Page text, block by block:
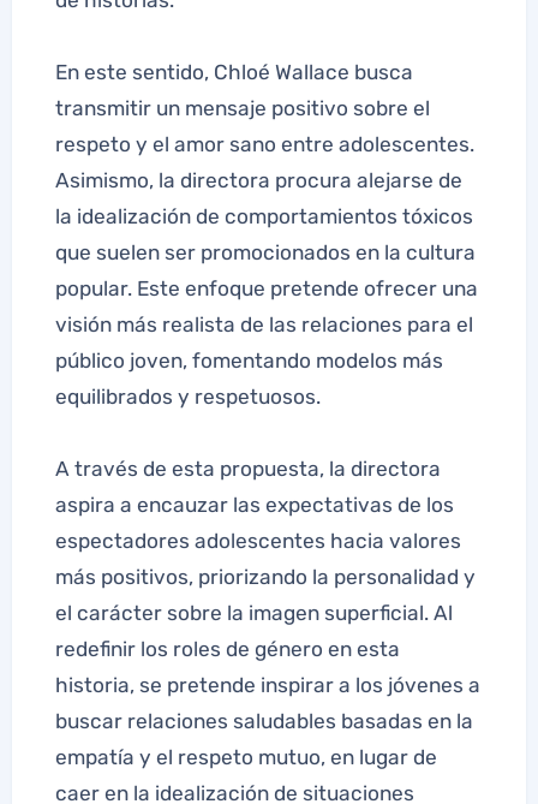
En este sentido, Chloé Wallace busca
transmitir un mensaje positivo sobre el
respeto y el amor sano entre adolescentes.
Asimismo, la directora procura alejarse de
la idealización de comportamientos tóxicos
que suelen ser promocionados en la cultura
popular. Este enfoque pretende ofrecer una
visión más realista de las relaciones para el
público joven, fomentando modelos más
equilibrados y respetuosos.
A través de esta propuesta, la directora
aspira a encauzar las expectativas de los
espectadores adolescentes hacia valores
más positivos, priorizando la personalidad y
el carácter sobre la imagen superficial. Al
redefinir los roles de género en esta
historia, se pretende inspirar a los jóvenes a
buscar relaciones saludables basadas en la
empatía y el respeto mutuo, en lugar de
caer en la idealización de situaciones